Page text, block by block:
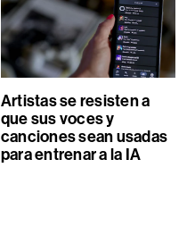
Artistas se resisten a
que sus voces y
canciones sean usadas
para entrenar a la IA